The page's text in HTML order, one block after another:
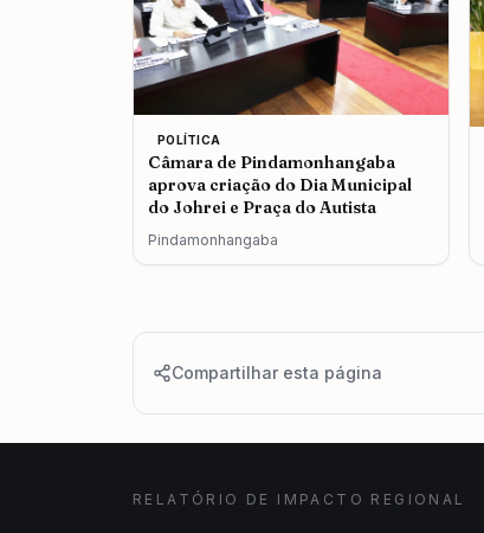
POLÍTICA
Câmara de Pindamonhangaba
aprova criação do Dia Municipal
do Johrei e Praça do Autista
Pindamonhangaba
Compartilhar esta página
RELATÓRIO DE IMPACTO REGIONAL